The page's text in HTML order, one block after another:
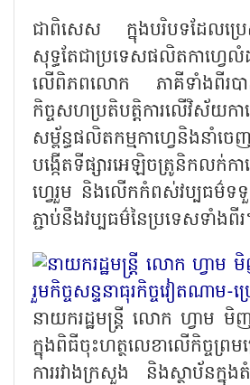
ជាពិសេស ក្នុងបរិបទដែលប្
សុទ្ធតែជាប្រទេសផលិតកាហ្
លើពិភពលោក ភាគីទាំងពីរ
កិច្ចសហប្រតិបត្តិការលើវិស័យកាហ្
សម្ព័ន្ធផលិតកម្មកាហ្វេនិងនាំ
បង្កើតទីផ្សារអេឡិចត្រូនិកលក់ក
ហ្វេរួម និងលើកកំពស់វប្បធម៌ទទួ
ភ្ជាប់នឹងវប្បធម៌នៃប្រទេសទាំងពី
នាយករដ្ឋមន្ត្រី លោក ហ្វាម មិ
ក្នុងពិធីចុះហត្ថលេខាលើកិច្ចព្រ
ការរវាងក្រសួង និងស្ថាប័នក្នុ